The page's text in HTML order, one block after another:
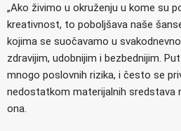
„Ako živimo u okruženju u kome su
kreativnost, to poboljšava naše
kojima se suočavamo u
zdravijim, udobnijim i bezbednijim.
mnogo poslovnih rizika, i često se
nedostatkom materijalnih sredstava
ona.